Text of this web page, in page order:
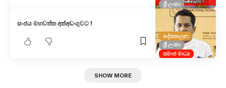
ශ්‍රී ලංකා
දේශපාලන
ශ්‍රී ලංකා
සමාජ මාධ්‍ය
සංජය මහවත්ත අත්අඩංගුවට !
SHOW MORE